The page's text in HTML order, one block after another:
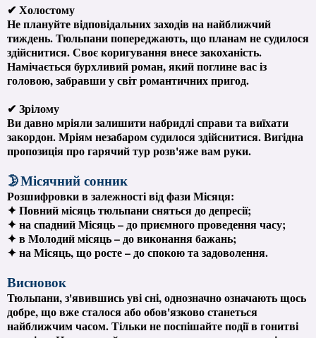
✔ Холостому
Не плануйте відповідальних заходів на найближчий
тиждень. Тюльпани попереджають, що планам не судилося
здійснитися. Своє коригування внесе закоханість.
Намічається бурхливий роман, який поглине вас із
головою, забравши у світ романтичних пригод.
✔ Зрілому
Ви давно мріяли залишити набридлі справи та виїхати
закордон. Мріям незабаром судилося здійснитися. Вигідна
пропозиція про гарячий тур розв'яже вам руки.
🌛Місячний сонник
Розшифровки в залежності від фази Місяця:
✦ Повний місяць тюльпани сняться до депресії;
✦ на спадний Місяць – до приємного проведення часу;
✦ в Молодий місяць – до виконання бажань;
✦ на Місяць, що росте – до спокою та задоволення.
Висновок
Тюльпани, з'явившись уві сні, однозначно означають щось
добре, що вже сталося або обов'язково станеться
найближчим часом. Тільки не поспішайте події в гонитві